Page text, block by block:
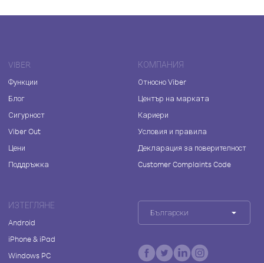
VIBER
Функции
Блог
Сигурност
Viber Out
Цени
Поддръжка
КОМПАНИЯ
Относно Viber
Център на марката
Кариери
Условия и правила
Декларация за поверителност
Customer Complaints Code
ИЗТЕГЛЯНЕ
Android
iPhone & iPad
Windows PC
Български